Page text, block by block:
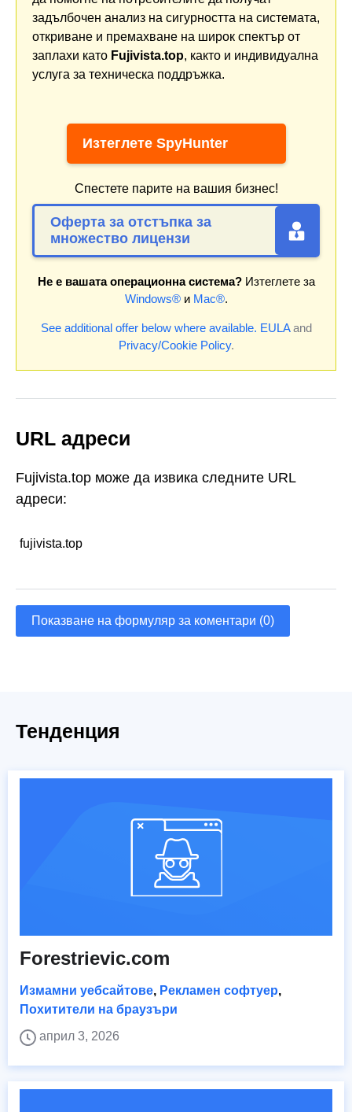
задълбочен анализ на сигурността на системата,
откриване и премахване на широк спектър от
заплахи като Fujivista.top, както и индивидуална
услуга за техническа поддръжка.
Изтеглете SpyHunter
Спестете парите на вашия бизнес!
Оферта за отстъпка за
множество лицензи
Не е вашата операционна система?Изтеглете за
Windows®и Mac®.
See additional offer below where available. EULAand
Privacy/Cookie Policy.
URL адреси
Fujivista.top може да извика следните URL
адреси:
fujivista.top
Показване на формуляр за коментари (0)
Тенденция
Forestrievic.com
Измамни уебсайтове, Рекламен софтуер,
Похитители на браузъри
април 3, 2026